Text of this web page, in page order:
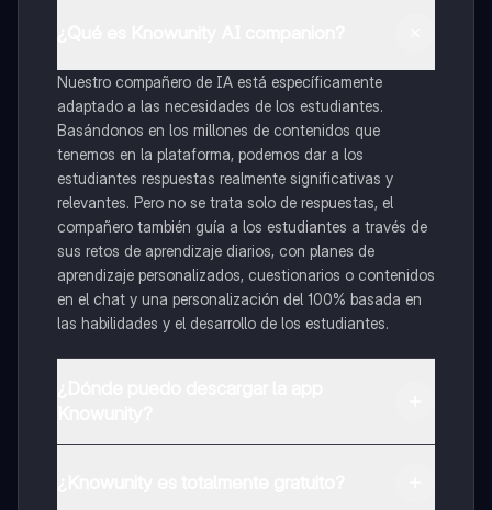
Nuestro compañero de IA está específicamente
adaptado a las necesidades de los estudiantes.
Basándonos en los millones de contenidos que
tenemos en la plataforma, podemos dar a los
estudiantes respuestas realmente significativas y
relevantes. Pero no se trata solo de respuestas, el
compañero también guía a los estudiantes a través de
sus retos de aprendizaje diarios, con planes de
aprendizaje personalizados, cuestionarios o contenidos
en el chat y una personalización del 100% basada en
las habilidades y el desarrollo de los estudiantes.